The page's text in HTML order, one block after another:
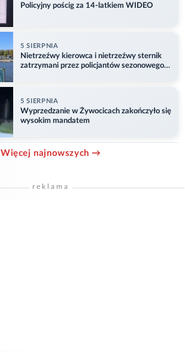
Policyjny pościg za 14-latkiem WIDEO
5 SIERPNIA
Nietrzeźwy kierowca i nietrzeźwy sternik
zatrzymani przez policjantów sezonowego
5 SIERPNIA
Wyprzedzanie w Żywocicach zakończyło się
wysokim mandatem
Więcej najnowszych →
reklama